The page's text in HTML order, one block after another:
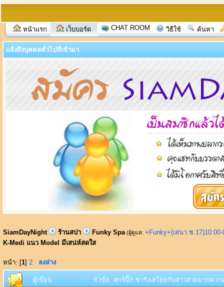
หน้าแรก เว็บบอร์ด CHAT ROOM วิธีใช้ ค้นหา
แจ้งถึงบุคคลทั่วไปที่เข้ามา
SiamDayNight ร้านสปา Funky Spa (ผู้ดูแล: +Funky+(เสนา.ซ
K-Medi แนว Model มีเสน่ห์สดใส
หน้า: [1] 2 ลงล่าง
ผู้เขียน หัวข้อ: ศุกร์นี้!! ซารังเฮโยยกับสาวสวยมากคว